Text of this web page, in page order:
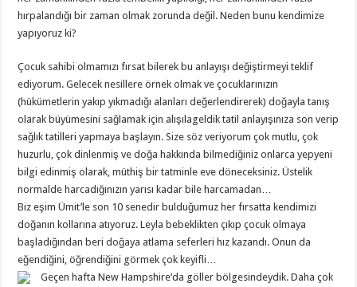
hırpalandığı bir zaman olmak zorunda değil. Neden bunu kendimize
yapıyoruz ki?
Çocuk sahibi olmamızı fırsat bilerek bu anlayışı değiştirmeyi teklif
ediyorum. Gelecek nesillere örnek olmak ve çocuklarınızın
(hükümetlerin yakıp yıkmadığı alanları değerlendirerek) doğayla tanış
olarak büyümesini sağlamak için alışılageldik tatil anlayışınıza son verip
sağlık tatilleri yapmaya başlayın. Size söz veriyorum çok mutlu, çok
huzurlu, çok dinlenmiş ve doğa hakkında bilmediğiniz onlarca yepyeni
bilgi edinmiş olarak, müthiş bir tatminle eve döneceksiniz. Üstelik
normalde harcadığınızın yarısı kadar bile harcamadan…
Biz eşim Ümit’le son 10 senedir bulduğumuz her fırsatta kendimizi
doğanın kollarına atıyoruz. Leyla bebeklikten çıkıp çocuk olmaya
başladığından beri doğaya atlama seferleri hız kazandı. Onun da
eğendiğini, öğrendiğini görmek çok keyifli…
Geçen hafta New Hampshire’da göller bölgesindeydik. Daha çok